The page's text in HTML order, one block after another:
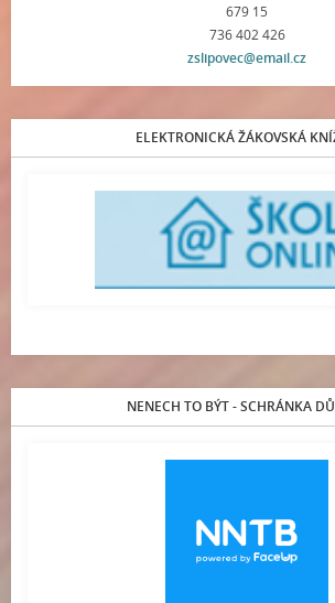
679 15
736 402 426
zslipovec@email.cz
ELEKTRONICKÁ ŽÁKOVSKÁ
NENECH TO BÝT - SCHRÁNKA